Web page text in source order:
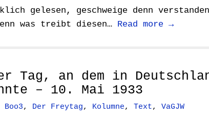
gelesen, geschweige denn
was treibt diesen… Read more →
Tag, an dem in
– 10. Mai 1933
Boo3, Der Freytag, Kolumne, Text, VaGJW